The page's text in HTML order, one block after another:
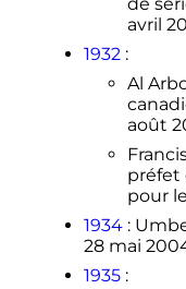
avril
1932 :
Al
août
préfet
pour
1934 :
28 mai
1935 :